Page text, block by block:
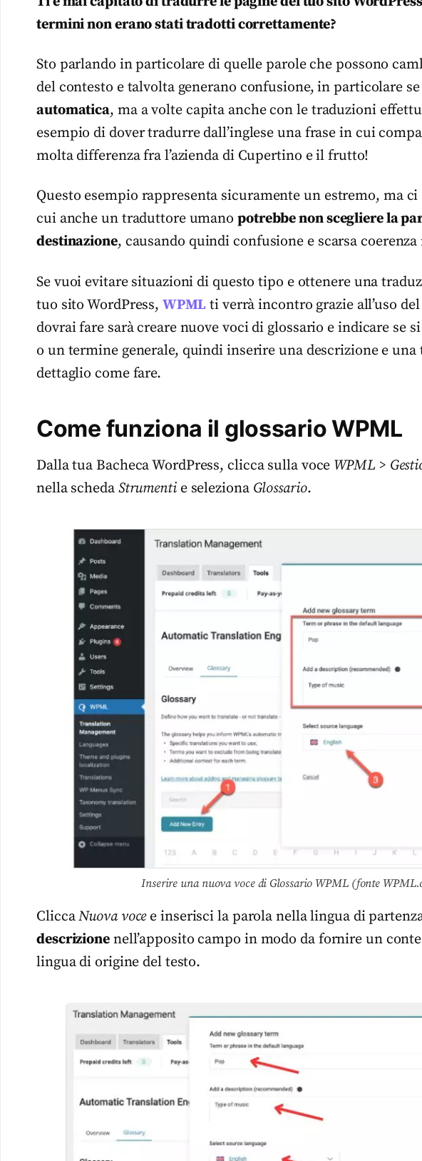
termini non erano stati tradotti correttamente?
Sto parlando in particolare di quelle parole che possono
del contesto e talvolta generano confusione, in particolare
automatica, ma a volte capita anche con le traduzioni
esempio di dover tradurre dall’inglese una frase in cui
molta differenza fra l’azienda di Cupertino e il frutto!
Questo esempio rappresenta sicuramente un estremo, ma
cui anche un traduttore umano potrebbe non scegliere la
destinazione, causando quindi confusione e scarsa
Se vuoi evitare situazioni di questo tipo e ottenere una
tuo sito WordPress, WPML ti verrà incontro grazie all’uso
dovrai fare sarà creare nuove voci di glossario e indicare se
o un termine generale, quindi inserire una descrizione e una
dettaglio come fare.
Come funziona il glossario WPML
Dalla tua Bacheca WordPress, clicca sulla voce WPML >
nella scheda Strumenti e seleziona Glossario.
Inserire una nuova voce di Glossario WPML (fonte
CliccaNuova vocee inserisci la parola nella lingua di
descrizionenell’apposito campo in modo da fornire un
lingua di origine del testo.